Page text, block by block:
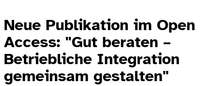
Neue Publikation im Open
Access: "Gut beraten –
Betriebliche Integration
gemeinsam gestalten"